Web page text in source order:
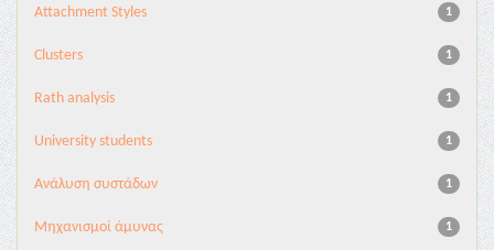
1
Attachment Styles
1
Clusters
1
Rath analysis
1
University students
1
Ανάλυση συστάδων
1
Μηχανισμοί άμυνας